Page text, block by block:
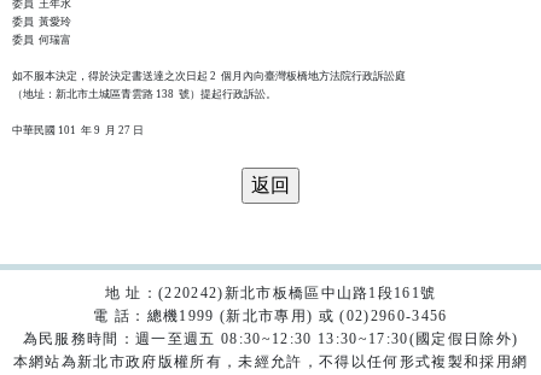
委員  王年水
委員  黃愛玲
委員  何瑞富
如不服本決定，得於決定書送達之次日起 2  個月內向臺灣板橋地方法院行政訴訟庭
（地址：新北市土城區青雲路 138  號）提起行政訴訟。
地 址：(220242)新北市板橋區中山路1段161號
電 話：總機1999 (新北市專用) 或 (02)2960-3456
為民服務時間：週一至週五 08:30~12:30 13:30~17:30(國定假日除外)
本網站為新北市政府版權所有，未經允許，不得以任何形式複製和採用網